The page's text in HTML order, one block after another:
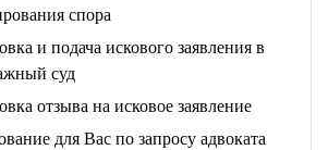
спора
и подача искового заявления в
суд
отзыва на исковое заявление
для Вас по запросу адвоката